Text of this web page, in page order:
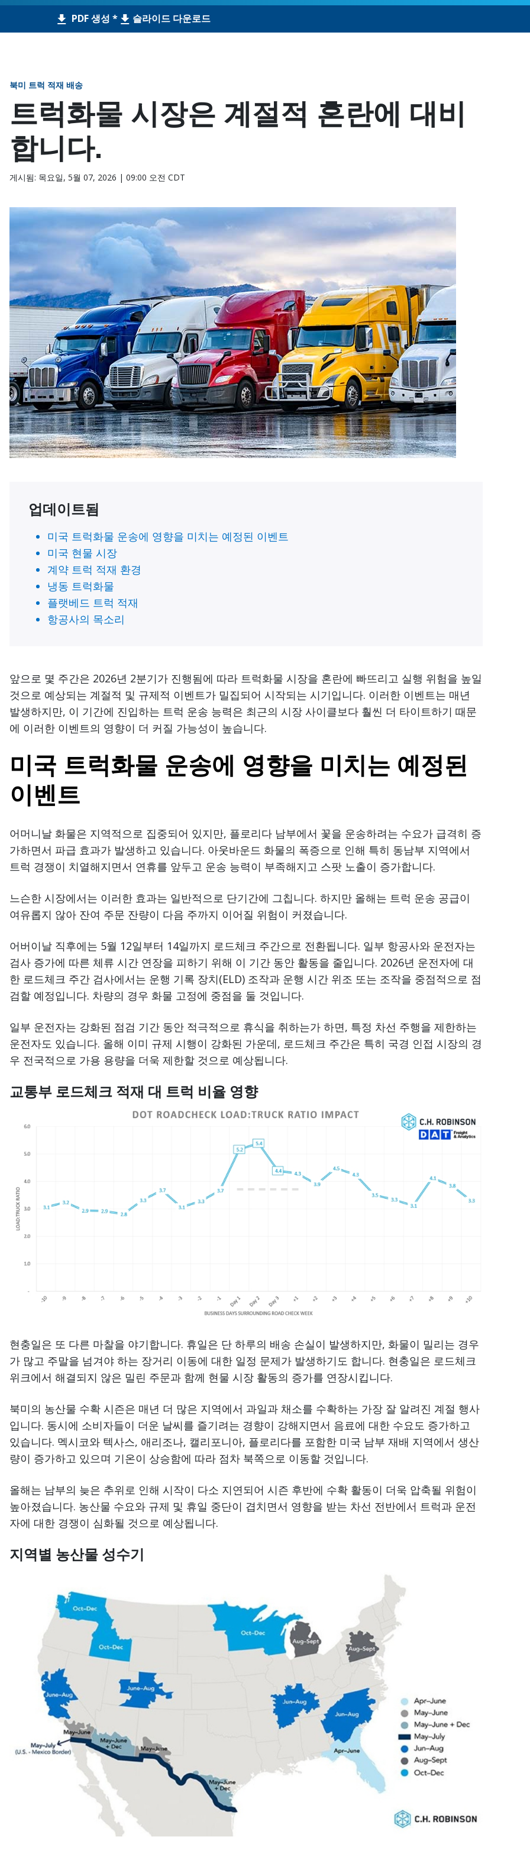
PDF 생성 * 슬라이드 다운로드
북미 트럭 적재 배송
트럭화물 시장은 계절적 혼란에 대비
합니다.
게시됨: 목요일, 5월 07, 2026 | 09:00 오전 CDT
업데이트됨
미국 트럭화물 운송에 영향을 미치는 예정된 이벤트
미국 현물 시장
계약 트럭 적재 환경
냉동 트럭화물
플랫베드 트럭 적재
항공사의 목소리
앞으로 몇 주간은 2026년 2분기가 진행됨에 따라 트럭화물 시장을 혼란에 빠뜨리고 실행 위험을 높일
것으로 예상되는 계절적 및 규제적 이벤트가 밀집되어 시작되는 시기입니다. 이러한 이벤트는 매년
발생하지만, 이 기간에 진입하는 트럭 운송 능력은 최근의 시장 사이클보다 훨씬 더 타이트하기 때문
에 이러한 이벤트의 영향이 더 커질 가능성이 높습니다.
미국 트럭화물 운송에 영향을 미치는 예정된
이벤트
어머니날 화물은 지역적으로 집중되어 있지만, 플로리다 남부에서 꽃을 운송하려는 수요가 급격히 증
가하면서 파급 효과가 발생하고 있습니다. 아웃바운드 화물의 폭증으로 인해 특히 동남부 지역에서
트럭 경쟁이 치열해지면서 연휴를 앞두고 운송 능력이 부족해지고 스팟 노출이 증가합니다.
느슨한 시장에서는 이러한 효과는 일반적으로 단기간에 그칩니다. 하지만 올해는 트럭 운송 공급이
여유롭지 않아 잔여 주문 잔량이 다음 주까지 이어질 위험이 커졌습니다.
어버이날 직후에는 5월 12일부터 14일까지 로드체크 주간으로 전환됩니다. 일부 항공사와 운전자는
검사 증가에 따른 체류 시간 연장을 피하기 위해 이 기간 동안 활동을 줄입니다. 2026년 운전자에 대
한 로드체크 주간 검사에서는 운행 기록 장치(ELD) 조작과 운행 시간 위조 또는 조작을 중점적으로 점
검할 예정입니다. 차량의 경우 화물 고정에 중점을 둘 것입니다.
일부 운전자는 강화된 점검 기간 동안 적극적으로 휴식을 취하는가 하면, 특정 차선 주행을 제한하는
운전자도 있습니다. 올해 이미 규제 시행이 강화된 가운데, 로드체크 주간은 특히 국경 인접 시장의 경
우 전국적으로 가용 용량을 더욱 제한할 것으로 예상됩니다.
교통부 로드체크 적재 대 트럭 비율 영향
현충일은 또 다른 마찰을 야기합니다. 휴일은 단 하루의 배송 손실이 발생하지만, 화물이 밀리는 경우
가 많고 주말을 넘겨야 하는 장거리 이동에 대한 일정 문제가 발생하기도 합니다. 현충일은 로드체크
위크에서 해결되지 않은 밀린 주문과 함께 현물 시장 활동의 증가를 연장시킵니다.
북미의 농산물 수확 시즌은 매년 더 많은 지역에서 과일과 채소를 수확하는 가장 잘 알려진 계절 행사
입니다. 동시에 소비자들이 더운 날씨를 즐기려는 경향이 강해지면서 음료에 대한 수요도 증가하고
있습니다. 멕시코와 텍사스, 애리조나, 캘리포니아, 플로리다를 포함한 미국 남부 재배 지역에서 생산
량이 증가하고 있으며 기온이 상승함에 따라 점차 북쪽으로 이동할 것입니다.
올해는 남부의 늦은 추위로 인해 시작이 다소 지연되어 시즌 후반에 수확 활동이 더욱 압축될 위험이
높아졌습니다. 농산물 수요와 규제 및 휴일 중단이 겹치면서 영향을 받는 차선 전반에서 트럭과 운전
자에 대한 경쟁이 심화될 것으로 예상됩니다.
지역별 농산물 성수기